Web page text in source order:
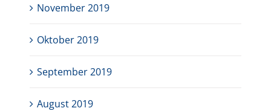
November 2019
Oktober 2019
September 2019
August 2019